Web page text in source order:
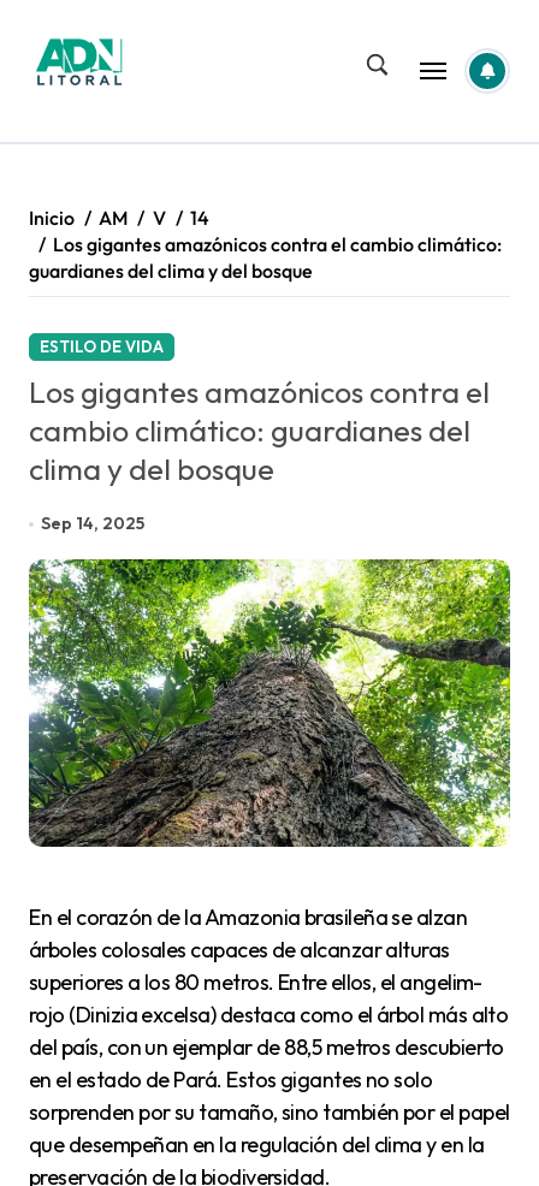
contenido
Inicio AM V
14
Los gigantes amazónicos contra el cambio climático:
guardianes del clima y del bosque
ESTILO DE VIDA
Los gigantes amazónicos contra el
cambio climático: guardianes del
clima y del bosque
Sep 14, 2025
En el corazón de la Amazonia brasileña se alzan
árboles colosales capaces de alcanzar alturas
superiores a los 80 metros. Entre ellos, el angelim-
rojo (Dinizia excelsa) destaca como el árbol más alto
del país, con un ejemplar de 88,5 metros descubierto
en el estado de Pará. Estos gigantes no solo
sorprenden por su tamaño, sino también por el papel
que desempeñan en la regulación del clima y en la
preservación de la biodiversidad.